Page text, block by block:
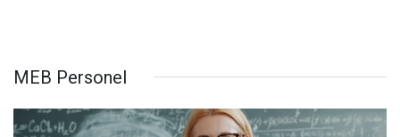
MEB Personel